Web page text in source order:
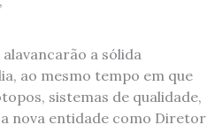
alavancarão a sólida
ao mesmo tempo em que
sistemas de qualidade,
nova entidade como Diretor